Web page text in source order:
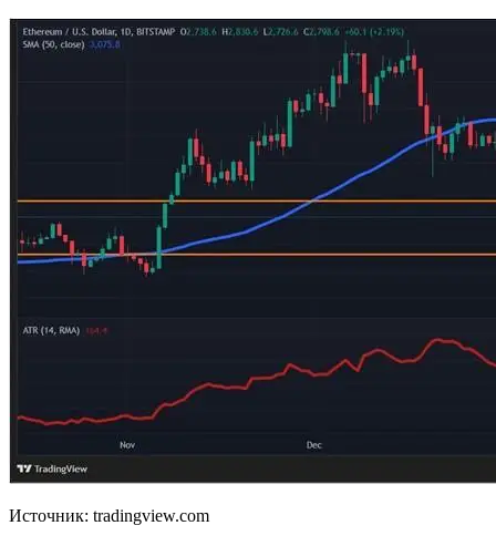
Источник: tradingview.com